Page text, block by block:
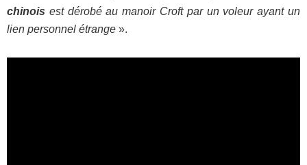
chinois est dérobé au manoir Croft par un voleur ayant un
lien personnel étrange ».